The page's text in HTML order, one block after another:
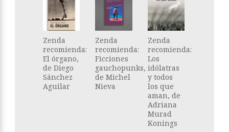
Zenda
recomienda:
El órgano,
de Diego
Sánchez
Aguilar
Zenda
recomienda:
Ficciones
gauchopunks,
de Michel
Nieva
Zenda
recomienda:
Los
idólatras
y todos
los que
aman, de
Adriana
Murad
Konings